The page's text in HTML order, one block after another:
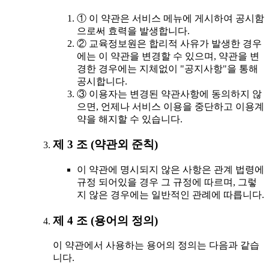
① 이 약관은 서비스 메뉴에 게시하여 공시함
으로써 효력을 발생합니다.
② 교육정보원은 합리적 사유가 발생한 경우
에는 이 약관을 변경할 수 있으며, 약관을 변
경한 경우에는 지체없이 "공지사항"을 통해
공시합니다.
③ 이용자는 변경된 약관사항에 동의하지 않
으면, 언제나 서비스 이용을 중단하고 이용계
약을 해지할 수 있습니다.
제 3 조 (약관외 준칙)
이 약관에 명시되지 않은 사항은 관계 법령에
규정 되어있을 경우 그 규정에 따르며, 그렇
지 않은 경우에는 일반적인 관례에 따릅니다.
제 4 조 (용어의 정의)
이 약관에서 사용하는 용어의 정의는 다음과 같습
니다.